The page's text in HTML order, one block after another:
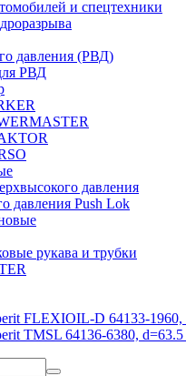
и спецтехники
давления (РВД)
РВД
давления
давления Push Lok
рукава и трубки